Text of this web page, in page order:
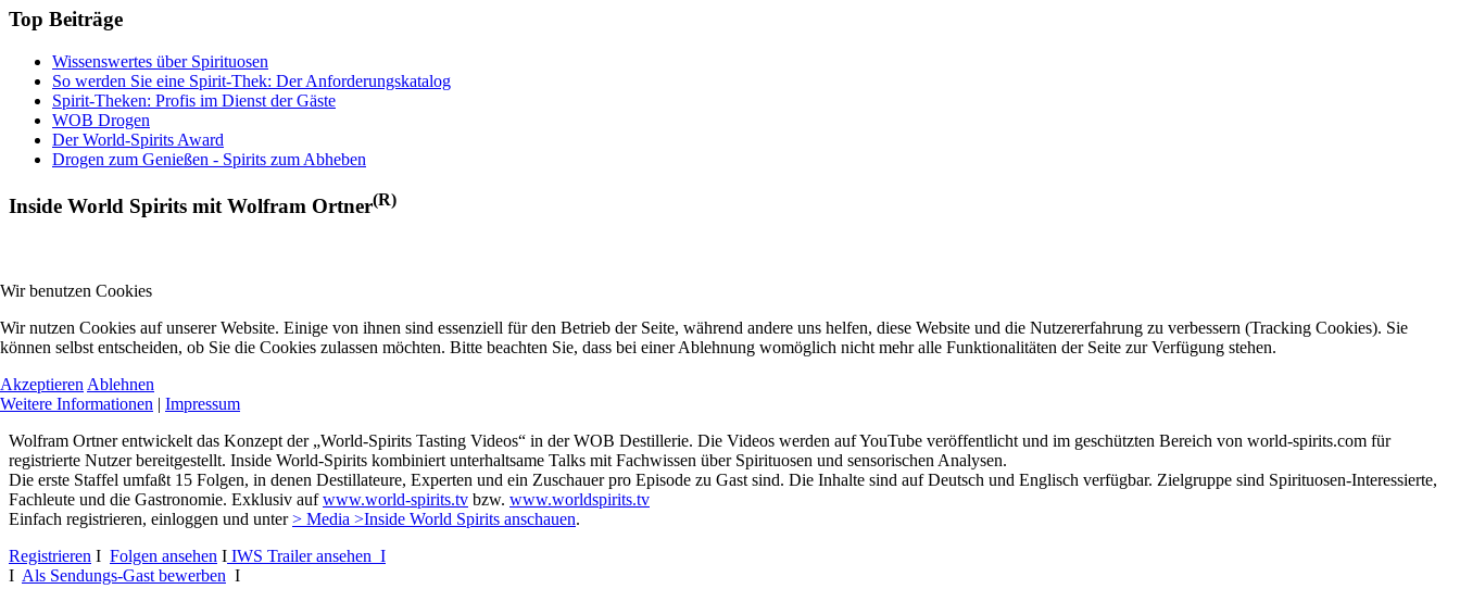
Top Beiträge
Wissenswertes über Spirituosen
So werden Sie eine Spirit-Thek: Der Anforderungskatalog
Spirit-Theken: Profis im Dienst der Gäste
WOB Drogen
Der World-Spirits Award
Drogen zum Genießen - Spirits zum Abheben
Inside World Spirits mit Wolfram Ortner(R)
Wolfram Ortner entwickelt das Konzept der „World-Spirits Tasting Videos“ in der WOB Destillerie. Die Videos werden auf YouTube veröffentlicht und im geschützten Bereich von world-spirits.com für
registrierte Nutzer bereitgestellt. Inside World-Spirits kombiniert unterhaltsame Talks mit Fachwissen über Spirituosen und sensorischen Analysen.
Die erste Staffel umfaßt 15 Folgen, in denen Destillateure, Experten und ein Zuschauer pro Episode zu Gast sind. Die Inhalte sind auf Deutsch und Englisch verfügbar. Zielgruppe sind Spirituosen-Interessierte,
Fachleute und die Gastronomie. Exklusiv aufwww.world-spirits.tv bzw. www.worldspirits.tv
Einfach registrieren, einloggen und unter> Media >Inside World Spirits anschauen.
Registrieren I Folgen ansehen I IWS Trailer ansehen I
I Als Sendungs-Gast bewerben I
Wir benutzen Cookies
Wir nutzen Cookies auf unserer Website. Einige von ihnen sind essenziell für den Betrieb der Seite, während andere uns helfen, diese Website und die Nutzererfahrung zu verbessern (Tracking Cookies). Sie
können selbst entscheiden, ob Sie die Cookies zulassen möchten. Bitte beachten Sie, dass bei einer Ablehnung womöglich nicht mehr alle Funktionalitäten der Seite zur Verfügung stehen.
Akzeptieren Ablehnen
Weitere Informationen | Impressum